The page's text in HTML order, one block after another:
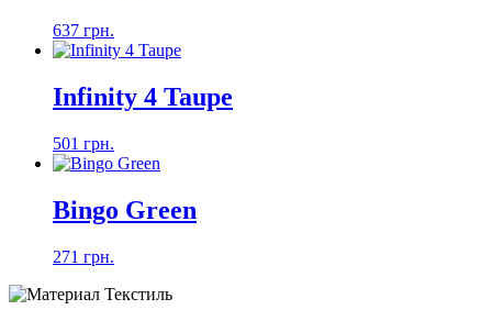
637 грн.
Infinity 4 Taupe
501 грн.
Bingo Green
271 грн.